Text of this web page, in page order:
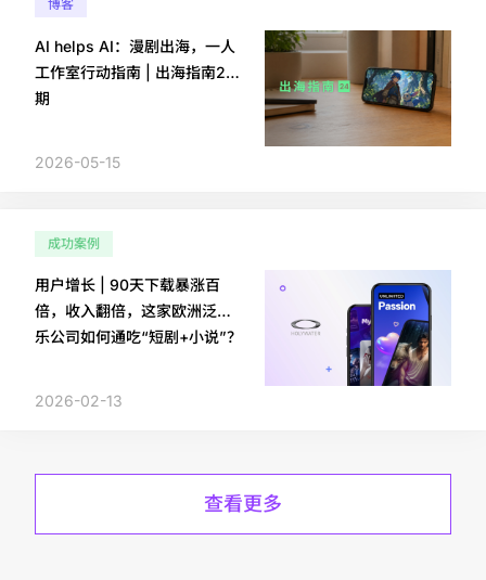
博客
AI helps AI：漫剧出海，一人
工作室行动指南 | 出海指南24
期
2026-05-15
成功案例
用户增长 | 90天下载暴涨百
倍，收入翻倍，这家欧洲泛娱
乐公司如何通吃“短剧+小说”？
2026-02-13
查看更多